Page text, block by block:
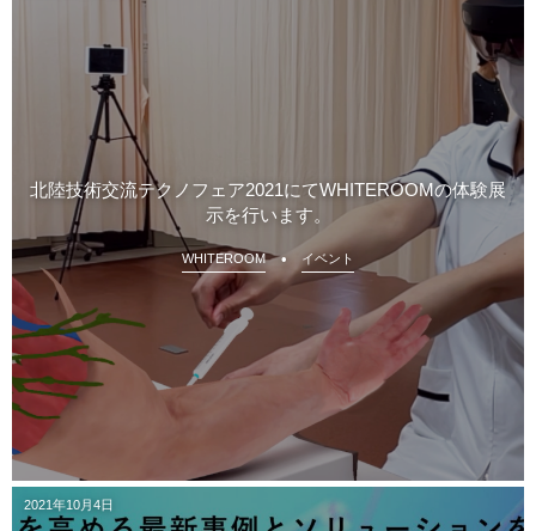
北陸技術交流テクノフェア2021にてWHITEROOMの体験展
示を行います。
WHITEROOM イベント
2021年10月4日